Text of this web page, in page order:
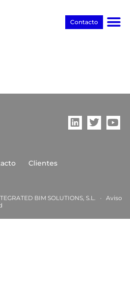
Contacto
Clientes
BIM SOLUTIONS, S.L. ·
Aviso